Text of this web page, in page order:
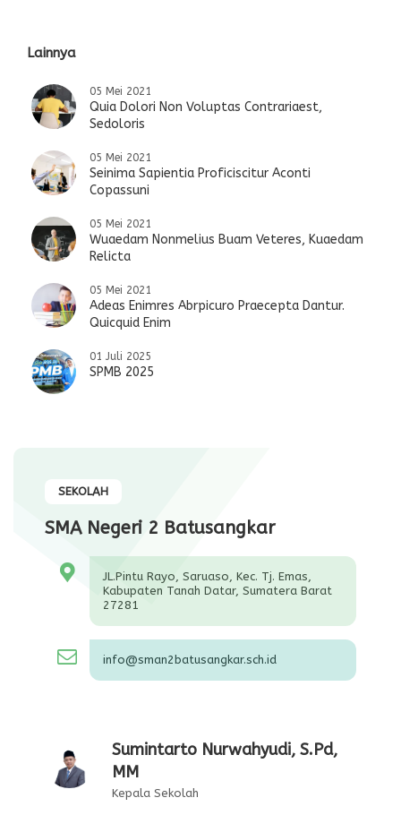
Lainnya
05 Mei 2021
Quia Dolori Non Voluptas Contrariaest,
Sedoloris
05 Mei 2021
Seinima Sapientia Proficiscitur Aconti
Copassuni
05 Mei 2021
Wuaedam Nonmelius Buam Veteres, Kuaedam
Relicta
05 Mei 2021
Adeas Enimres Abrpicuro Praecepta Dantur.
Quicquid Enim
01 Juli 2025
SPMB 2025
SEKOLAH
SMA Negeri 2 Batusangkar
JL.Pintu Rayo, Saruaso, Kec. Tj. Emas,
Kabupaten Tanah Datar, Sumatera Barat
27281
info@sman2batusangkar.sch.id
Sumintarto Nurwahyudi, S.Pd,
MM
Kepala Sekolah